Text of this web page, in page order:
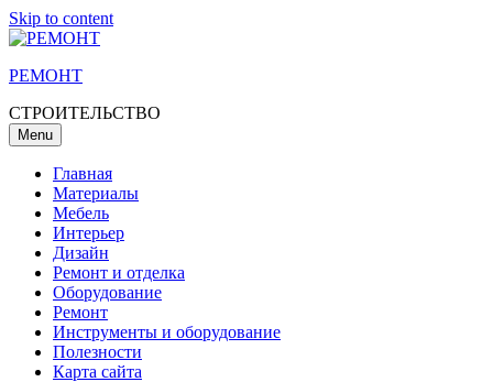
Skip to content
РЕМОНТ
СТРОИТЕЛЬСТВО
Menu
Главная
Материалы
Мебель
Интерьер
Дизайн
Ремонт и отделка
Оборудование
Ремонт
Инструменты и оборудование
Полезности
Карта сайта